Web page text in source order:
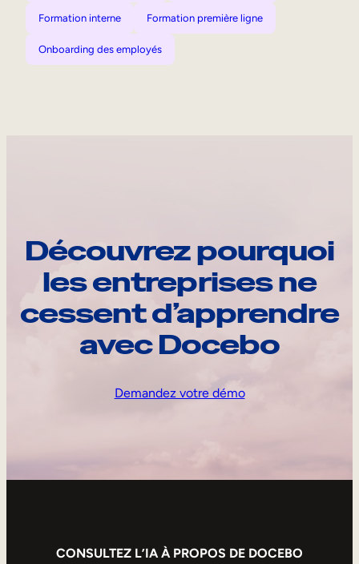
Formation interne Formation première ligne
Onboarding des employés
Découvrez pourquoi
les entreprises ne
cessent d’apprendre
avec Docebo
Demandez votre démo
CONSULTEZ L’IA À PROPOS DE DOCEBO